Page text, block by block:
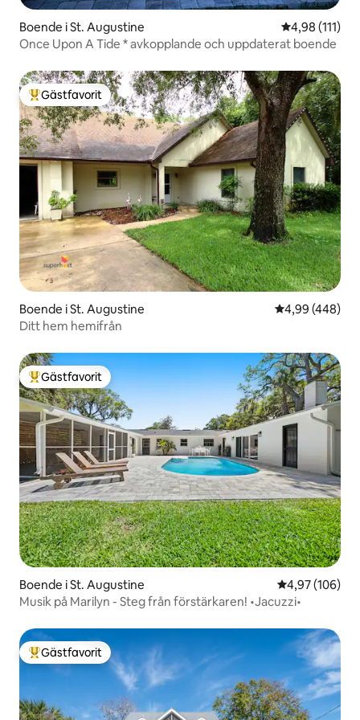
Boende i St. Augustine 4,98 av 5 i
4,98 (111)
Once Upon A Tide * avkopplande och uppdaterat boende
Populär gästfavorit
Gästfavorit
Boende i St. Augustine 4,99 av 5 i
4,99 (448)
Ditt hem hemifrån
Populär gästfavorit
Gästfavorit
Boende i St. Augustine 4,97 av 5 i
4,97 (106)
Musik på Marilyn - Steg från förstärkaren! •Jacuzzi•
Populär gästfavorit
Gästfavorit